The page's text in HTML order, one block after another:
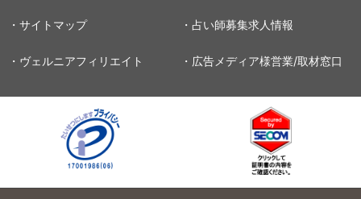
・サイトマップ ・占い師募集求人情報
・ヴェルニアフィリエイト ・広告メディア様営業/取材窓口